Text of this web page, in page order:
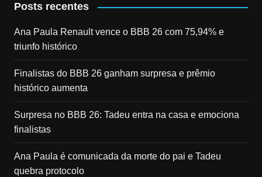
Posts recentes
Ana Paula Renault vence o BBB 26 com 75,94% e
triunfo histórico
Finalistas do BBB 26 ganham surpresa e prêmio
histórico aumenta
Surpresa no BBB 26: Tadeu entra na casa e emociona
finalistas
Ana Paula é comunicada da morte do pai e Tadeu
quebra protocolo